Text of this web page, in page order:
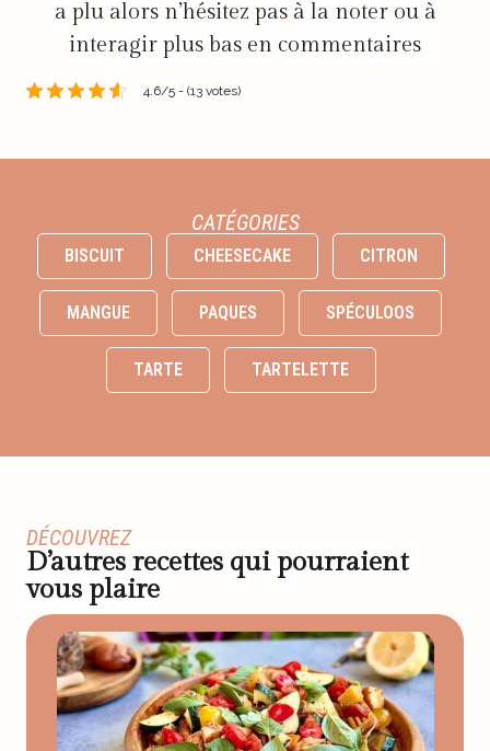
a plu alors n’hésitez pas à la noter ou à
interagir plus bas en commentaires
4.6/5 - (13 votes)
CATÉGORIES
BISCUIT CHEESECAKE CITRON
MANGUE PAQUES SPÉCULOOS
TARTE TARTELETTE
DÉCOUVREZ
D’autres recettes qui pourraient
vous plaire